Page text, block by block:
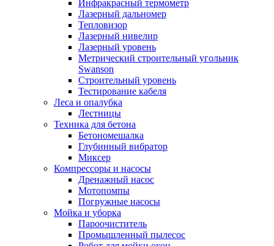
Инфракрасный термометр
Лазерный дальномер
Тепловизор
Лазерный нивелир
Лазерный уровень
Метрический строительный угольник
Swanson
Строительный уровень
Тестирование кабеля
Леса и опалубка
Лестницы
Техника для бетона
Бетономешалка
Глубинный вибратор
Миксер
Компрессоры и насосы
Дренажный насос
Мотопомпы
Погружные насосы
Мойка и уборка
Пароочиститель
Промышленный пылесос